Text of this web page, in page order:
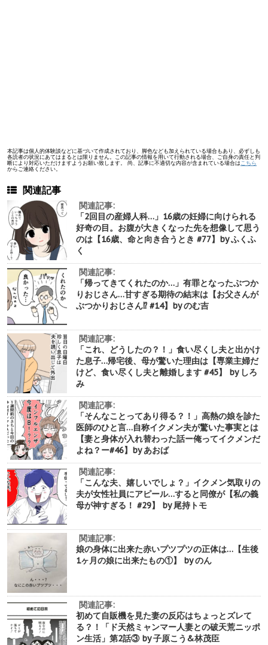
本記事は個人的体験談などに基づいて作成されており、脚色なども加えられている場合もあり、必ずしも
各読者の状況にあてはまるとは限りません。この記事の情報を用いて行動される場合、ご自身の責任と判
断により対応いただけますようお願い致します。 尚、記事に不適切な内容が含まれている場合はこちら
からご連絡ください。
関連記事
関連記事:
「2回目の産婦人科…」16歳の妊婦に向けられる
好奇の目。お腹が大きくなった先を想像して思う
のは【16歳、命と向き合うとき #77】by ふくふ
く
関連記事:
「帰ってきてくれたのか…」有罪となったぶつか
りおじさん…甘すぎる期待の結末は【お父さんが
ぶつかりおじさん⁉︎ #14】by のむ吉
関連記事:
「これ、どうしたの？！」食い尽くし夫と出かけ
た息子…帰宅後、母が驚いた理由は【専業主婦だ
けど、食い尽くし夫と離婚します #45】 by しろ
み
関連記事:
「そんなことってあり得る？！」高熱の娘を診た
医師のひと言…自称イクメン夫が驚いた事実とは
【妻と身体が入れ替わった話ー俺ってイクメンだ
よね？ー#46】by あおば
関連記事:
「こんな夫、嬉しいでしょ？」イクメン気取りの
夫が女性社員にアピール…すると同僚が【私の義
母が神すぎる！ #29】 by 尾持トモ
関連記事:
娘の身体に出来た赤いプツプツの正体は…【生後
1ヶ月の娘に出来たもの①】 by のん
関連記事:
初めて自販機を見た妻の反応はちょっとズレて
る？！「ド天然ミャンマー人妻との破天荒ニッポ
ン生活」第2話③ by 子原こう&林茂臣